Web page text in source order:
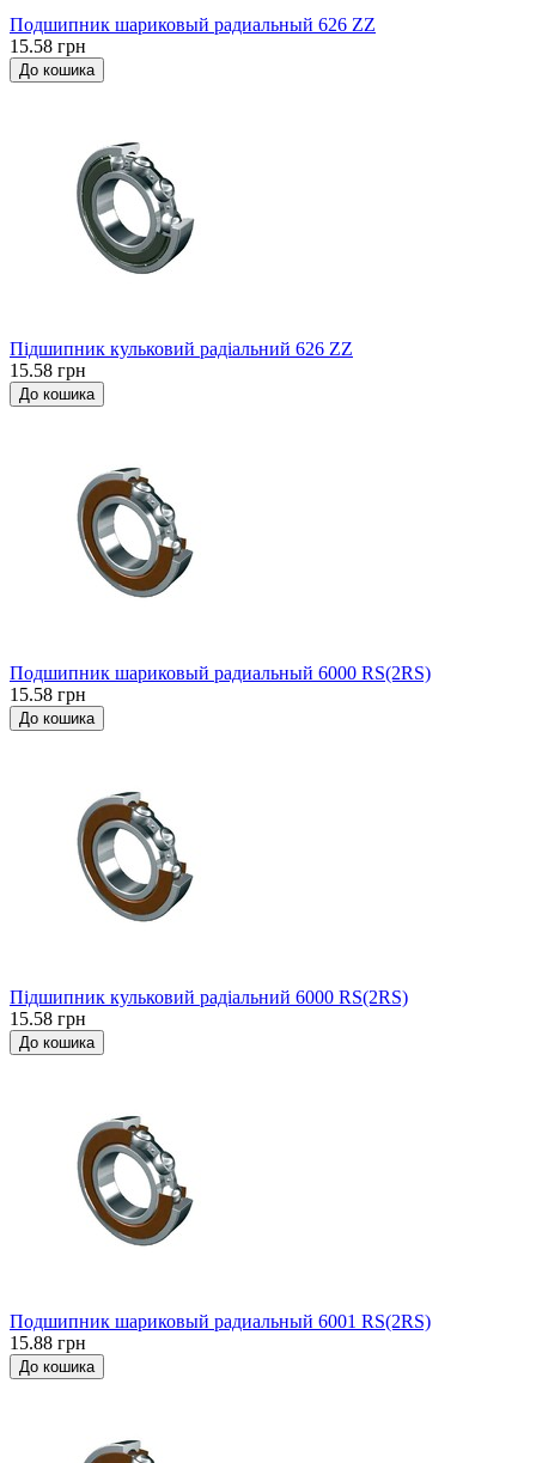
Подшипник шариковый радиальный 626 ZZ
15.58 грн
До кошика
Підшипник кульковий радіальний 626 ZZ
15.58 грн
До кошика
Подшипник шариковый радиальный 6000 RS(2RS)
15.58 грн
До кошика
Підшипник кульковий радіальний 6000 RS(2RS)
15.58 грн
До кошика
Подшипник шариковый радиальный 6001 RS(2RS)
15.88 грн
До кошика